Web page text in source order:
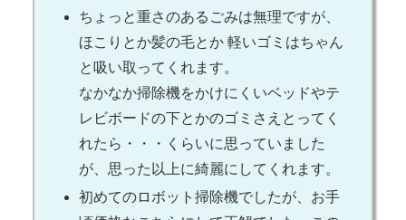
ちょっと重さのあるごみは無理ですが、
ほこりとか髪の毛とか 軽いゴミはちゃん
と吸い取ってくれます。
なかなか掃除機をかけにくいベッドやテ
レビボードの下とかのゴミさえとってく
れたら・・・くらいに思っていました
が、思った以上に綺麗にしてくれます。
初めてのロボット掃除機でしたが、お手